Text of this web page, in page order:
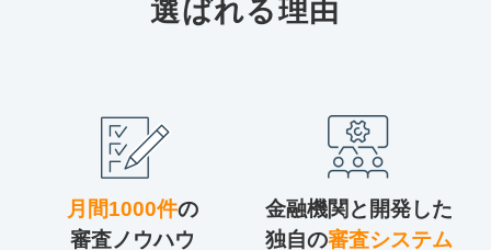
選ばれる理由
月間1000件の
審査ノウハウ
金融機関と開発した
独自の審査システム